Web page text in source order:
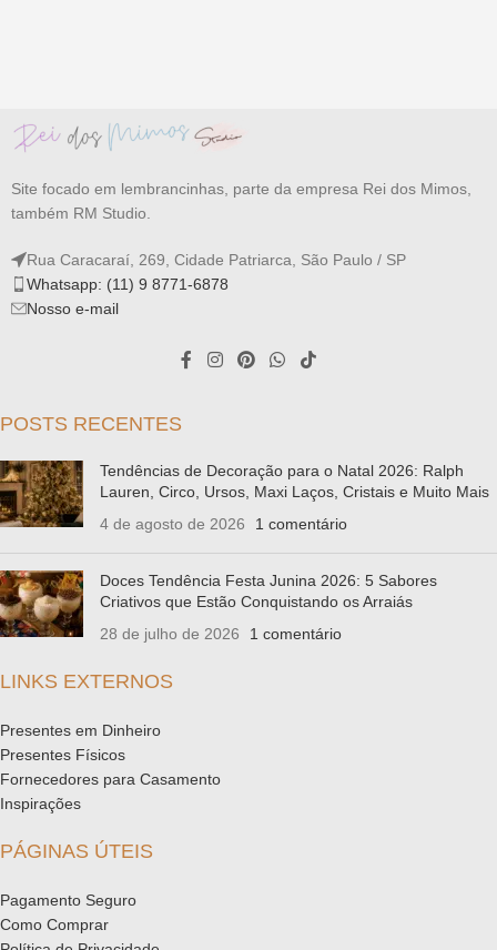
Site focado em lembrancinhas, parte da empresa Rei dos Mimos,
também RM Studio.
Rua Caracaraí, 269, Cidade Patriarca, São Paulo / SP
Whatsapp: (11) 9 8771-6878
Nosso e-mail
POSTS RECENTES
Tendências de Decoração para o Natal 2026: Ralph
Lauren, Circo, Ursos, Maxi Laços, Cristais e Muito Mais
4 de agosto de 2026
1 comentário
Doces Tendência Festa Junina 2026: 5 Sabores
Criativos que Estão Conquistando os Arraiás
28 de julho de 2026
1 comentário
LINKS EXTERNOS
Presentes em Dinheiro
Presentes Físicos
Fornecedores para Casamento
Inspirações
PÁGINAS ÚTEIS
Pagamento Seguro
Como Comprar